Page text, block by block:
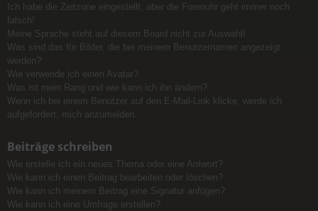
Ich habe die Zeitzone eingestellt, aber die Forenuhr geht immer noch
falsch!
Meine Sprache steht auf diesem Board nicht zur Auswahl!
Was sind das für Bilder, die bei meinem Benutzernamen angezeigt
werden?
Wie verwende ich einen Avatar?
Was ist mein Rang und wie kann ich ihn ändern?
Wenn ich bei einem Benutzer auf den E-Mail-Link klicke, werde ich
aufgefordert, mich anzumelden.
Beiträge schreiben
Wie erstelle ich ein neues Thema oder eine Antwort?
Wie kann ich einen Beitrag bearbeiten oder löschen?
Wie kann ich meinem Beitrag eine Signatur anfügen?
Wie kann ich eine Umfrage erstellen?